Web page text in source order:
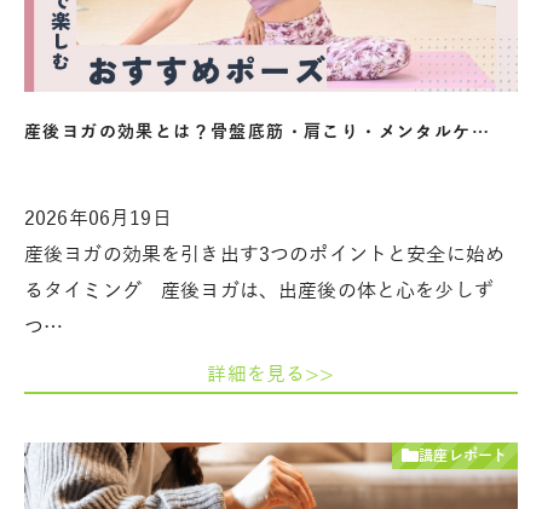
産後ヨガの効果とは？骨盤底筋・肩こり・メンタルケ…
2026年06月19日
産後ヨガの効果を引き出す3つのポイントと安全に始め
るタイミング 産後ヨガは、出産後の体と心を少しず
つ…
詳細を見る>>
講座レポート